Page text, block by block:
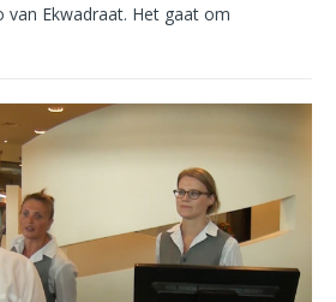
van Ekwadraat. Het gaat om